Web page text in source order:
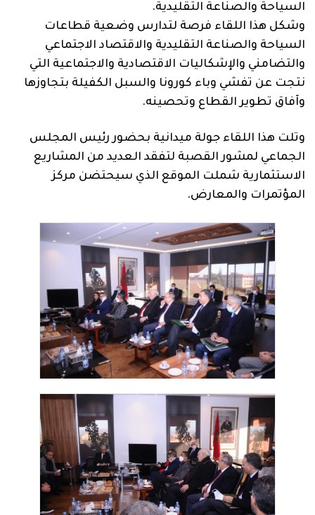
السياحة والصناعة التقليدية.
وشكل هذا اللقاء فرصة لتدارس وضعية قطاعات
السياحة والصناعة التقليدية والاقتصاد الاجتماعي
والتضامني والإشكاليات الاقتصادية والاجتماعية التي
نتجت عن تفشي وباء كورونا والسبل الكفيلة بتجاوزها
وآفاق تطوير القطاع وتحصينه.
وتلت هذا اللقاء جولة ميدانية بحضور رئيس المجلس
الجماعي لمشور القصبة لتفقد العديد من المشاريع
الاستثمارية شملت الموقع الذي سيحتضن مركز
المؤتمرات والمعارض.